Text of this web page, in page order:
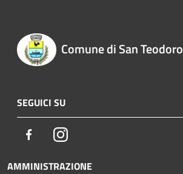
Comune di San Teodoro
SEGUICI SU
FacebookInstagram
AMMINISTRAZIONE